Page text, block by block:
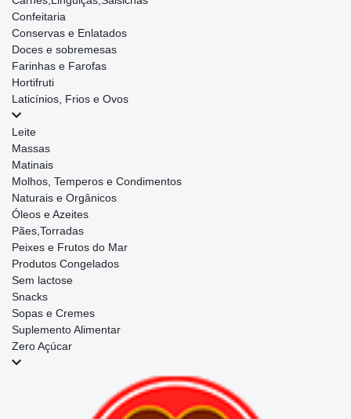
Confeitaria
Conservas e Enlatados
Doces e sobremesas
Farinhas e Farofas
Hortifruti
Laticínios, Frios e Ovos
Leite
Massas
Matinais
Molhos, Temperos e Condimentos
Naturais e Orgânicos
Óleos e Azeites
Pães,Torradas
Peixes e Frutos do Mar
Produtos Congelados
Sem lactose
Snacks
Sopas e Cremes
Suplemento Alimentar
Zero Açúcar